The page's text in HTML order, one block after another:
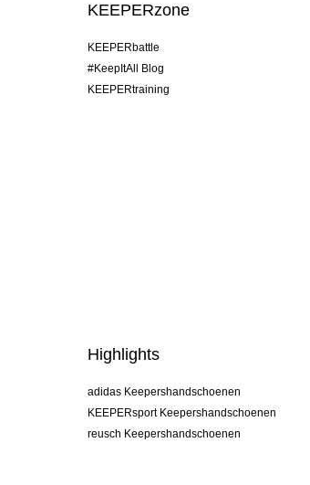
KEEPERzone
KEEPERbattle
#KeepItAll Blog
KEEPERtraining
Highlights
adidas Keepershandschoenen
KEEPERsport Keepershandschoenen
reusch Keepershandschoenen